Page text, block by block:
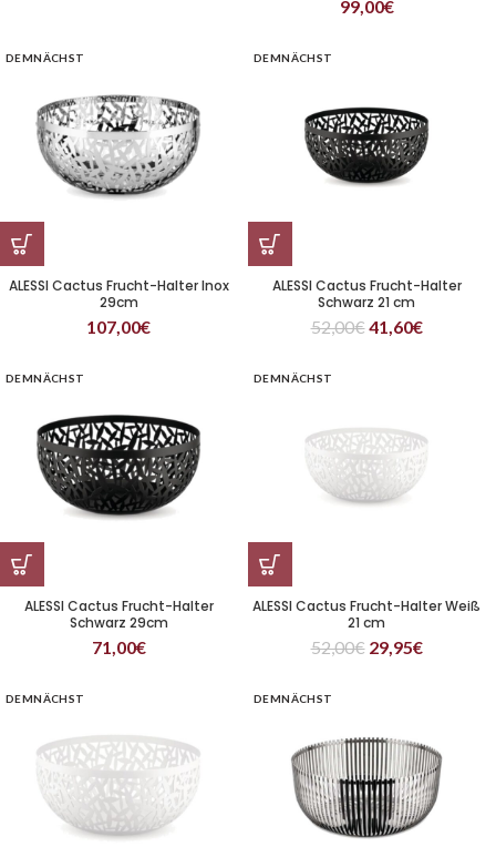
99,00€
DEMNÄCHST
ALESSI Cactus Frucht-Halter Inox
29cm
107,00€
DEMNÄCHST
ALESSI Cactus Frucht-Halter
Schwarz 21 cm
52,00€41,60€
DEMNÄCHST
ALESSI Cactus Frucht-Halter
Schwarz 29cm
71,00€
DEMNÄCHST
ALESSI Cactus Frucht-Halter Weiß
21 cm
52,00€ 29,95€
DEMNÄCHST DEMNÄCHST